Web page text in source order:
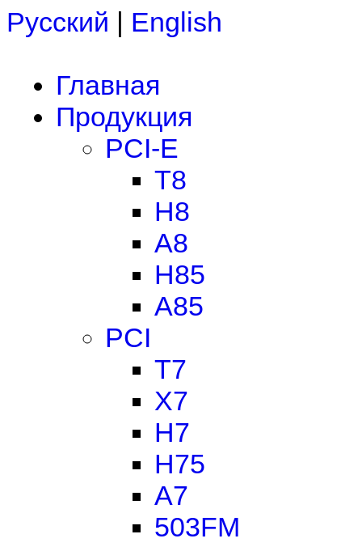
Русский | English
Главная
Продукция
PCI-E
T8
H8
A8
H85
A85
PCI
T7
X7
H7
H75
A7
503FM